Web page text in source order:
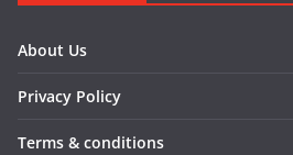
About Us
Privacy Policy
Terms & conditions